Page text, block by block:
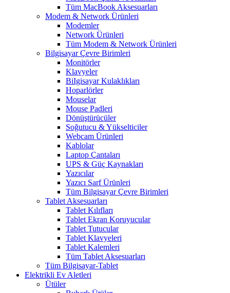
Tüm MacBook Aksesuarları
Modem & Network Ürünleri
Modemler
Network Ürünleri
Tüm Modem & Network Ürünleri
Bilgisayar Çevre Birimleri
Monitörler
Klavyeler
BiIgisayar Kulaklıkları
Hoparlörler
Mouselar
Mouse Padleri
Dönüştürücüler
Soğutucu & Yükselticiler
Webcam Ürünleri
Kablolar
Laptop Çantaları
UPS & Güç Kaynakları
Yazıcılar
Yazıcı Sarf Ürünleri
Tüm Bilgisayar Çevre Birimleri
Tablet Aksesuarları
Tablet Kılıfları
Tablet Ekran Koruyucular
Tablet Tutucular
Tablet Klavyeleri
Tablet Kalemleri
Tüm Tablet Aksesuarları
Tüm Bilgisayar-Tablet
Elektrikli Ev Aletleri
Ütüler